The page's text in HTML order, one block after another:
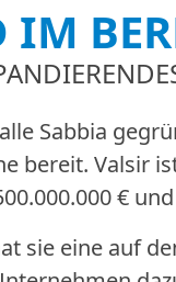
IM
Sabbia
bereit. Valsir
€
sie eine auf